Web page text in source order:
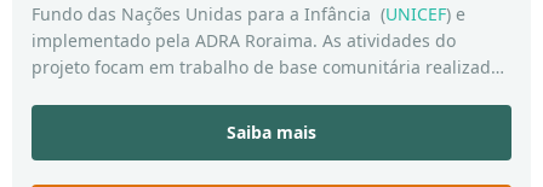
Fundo das Nações Unidas para a Infância (UNICEF) e
implementado pela ADRA Roraima. As atividades do
projeto focam em trabalho de base comunitária realizado
Espontâneas e PRA (Rodoviária de Boa Vista) pelos
Monitores de WASH, para fortalecer as áreas de água,
Saiba mais